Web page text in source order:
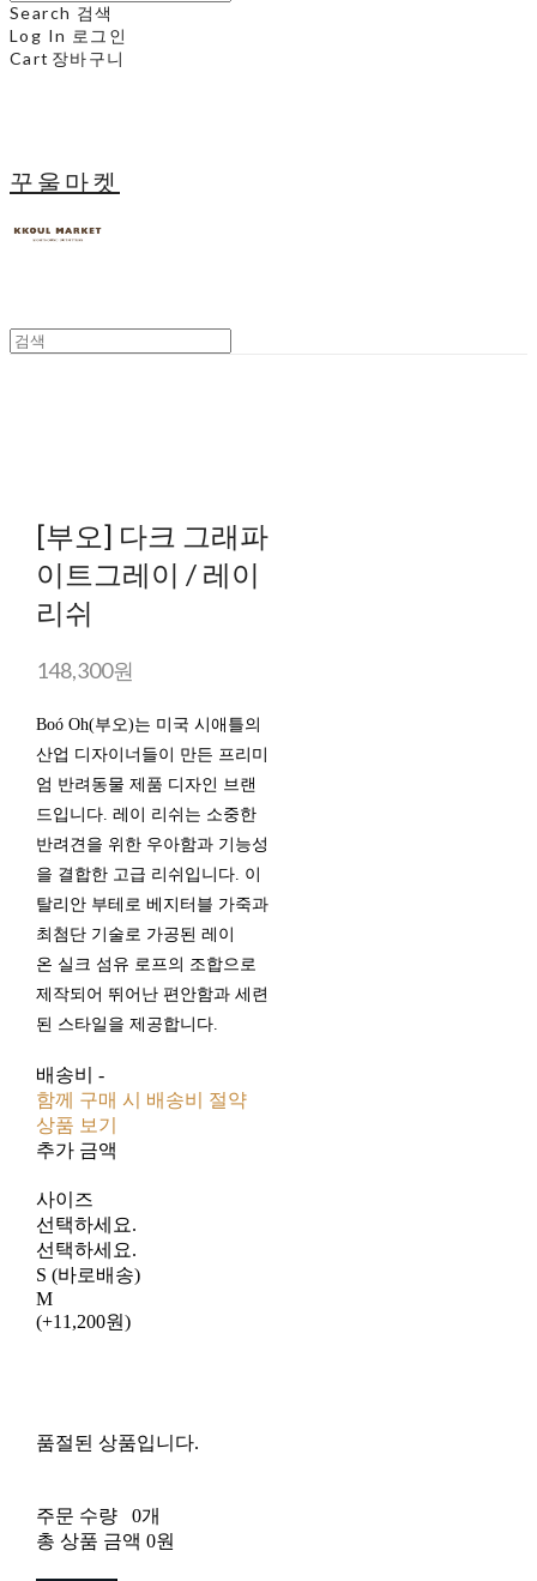
Search 검색
Log In 로그인
Cart 장바구니
꾸울마켓
[부오] 다크 그래파
이트그레이 / 레이
리쉬
148,300원
Boó Oh(부오)는 미국 시애틀의
산업 디자이너들이 만든 프리미
엄 반려동물 제품 디자인 브랜
드입니다. 레이 리쉬는 소중한
반려견을 위한 우아함과 기능성
을 결합한 고급 리쉬입니다. 이
탈리안 부테로 베지터블 가죽과
최첨단 기술로 가공된 레이
온 실크 섬유 로프의 조합으로
제작되어 뛰어난 편안함과 세련
된 스타일을 제공합니다.
배송비 -
함께 구매 시 배송비 절약
상품 보기
추가 금액
사이즈
선택하세요.
선택하세요.
S (바로배송)
M
(+11,200원)
품절된 상품입니다.
주문 수량
0개
총 상품 금액 0원